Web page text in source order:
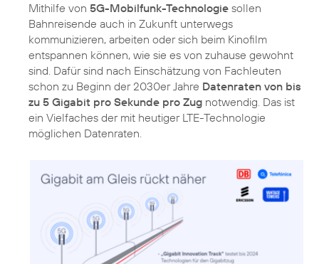
Mithilfe von 5G-Mobilfunk-Technologie sollen
Bahnreisende auch in Zukunft unterwegs
kommunizieren, arbeiten oder sich beim Kinofilm
entspannen können, wie sie es von zuhause gewohnt
sind. Dafür sind nach Einschätzung von Fachleuten
schon zu Beginn der 2030er Jahre Datenraten von bis
zu 5 Gigabit pro Sekunde pro Zug notwendig. Das ist
ein Vielfaches der mit heutiger LTE-Technologie
möglichen Datenraten.